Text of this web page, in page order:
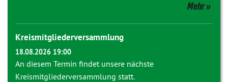
Mehr
Kreismitgliederversammlung
18.08.2026 19:00
An diesem Termin findet unsere nächste
Kreismitgliederversammlung statt.